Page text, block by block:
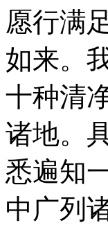
愿行满
如来。
十种清
诸地。
悉遍知
中广列